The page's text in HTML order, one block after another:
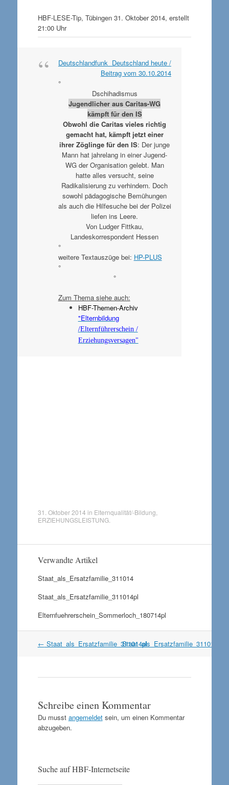
HBF-LESE-Tip, Tübingen 31. Oktober 2014, erstellt
21:00 Uhr
Deutschlandfunk Deutschland heute /
Beitrag vom 30.10.2014
°
Dschihadismus
Jugendlicher aus Caritas-WG
kämpft für den IS
Obwohl die Caritas vieles richtig
gemacht hat, kämpft jetzt einer
ihrer Zöglinge für den IS: Der junge
Mann hat jahrelang in einer Jugend-
WG der Organisation gelebt. Man
hatte alles versucht, seine
Radikalisierung zu verhindern. Doch
sowohl pädagogische Bemühungen
als auch die Hilfesuche bei der Polizei
liefen ins Leere.
Von Ludger Fittkau,
Landeskorrespondent Hessen
°
weitere Textauszüge bei: HP-PLUS
°
°
Zum Thema siehe auch:
HBF-Themen-Archiv
"Elternbildung
/Elternführerschein /
Erziehungsversagen"
31. Oktober 2014 in Elternqualität/-Bildung
ERZIEHUNGSLEISTUNG.
Verwandte Artikel
Staat_als_Ersatzfamilie_311014
Staat_als_Ersatzfamilie_311014pl
Elternfuehrerschein_Sommerloch_180714pl
Artikel
← Staat_als_Ersatzfamilie_311014plStaat_als_Ersatzfamilie_311014
Schreibe einen Kommentar
Du musst angemeldetsein, um einen Kommentar
abzugeben.
Suche auf HBF-Internetseite